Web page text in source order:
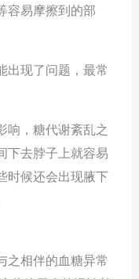
容易摩擦到的部
出现了问题，最常
响，糖代谢紊乱之
下去脖子上就容易
时候还会出现腋下
之相伴的血糖异常